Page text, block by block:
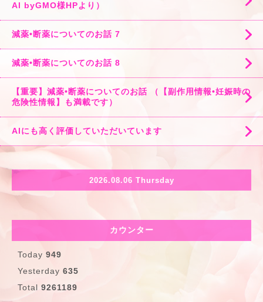
AI byGMO様HPより）
減薬•断薬についてのお話 7
減薬•断薬についてのお話 8
【重要】減薬•断薬についてのお話 （【副作用情報•妊娠時の
危険性情報】も満載です）
AIにも高く評価していただいています
2026.08.06 Thursday
カウンター
Today 949
Yesterday 635
Total 9261189